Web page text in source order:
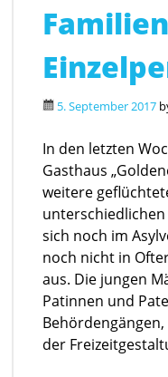
5. September 2017
In den letzten
Gasthaus
weitere
sich noch im
noch nicht in
aus. Die jungen
Patinnen und
der